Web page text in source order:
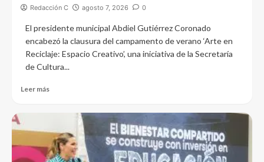
Redacción C agosto 7, 2026 0
El presidente municipal Abdiel Gutiérrez Coronado
encabezó la clausura del campamento de verano ‘Arte en
Reciclaje: Espacio Creativo’, una iniciativa de la Secretaría
de Cultura...
Leer más